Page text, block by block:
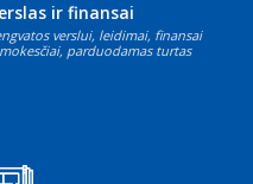
ir finansai
verslui, leidimai, finansai
parduodamas turtas